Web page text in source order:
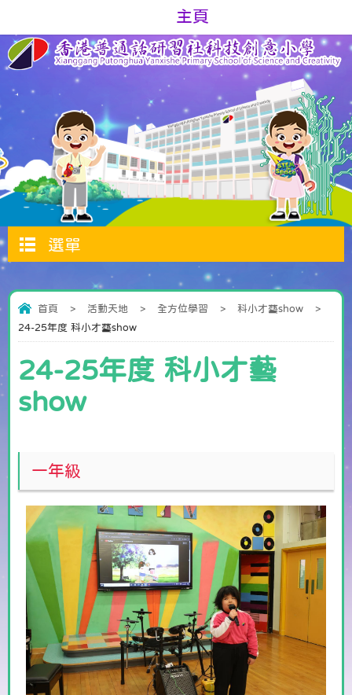
主頁
選單
首頁 > 活動天地 > 全方位學習 > 科小才藝show
>
24-25年度 科小才藝show
24-25年度 科小才藝
show
一年級